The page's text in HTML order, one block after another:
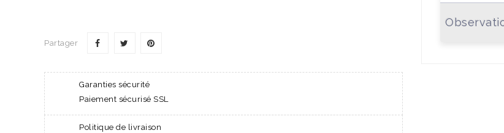
Partager
Garanties sécurité
Paiement sécurisé SSL
Politique de livraison